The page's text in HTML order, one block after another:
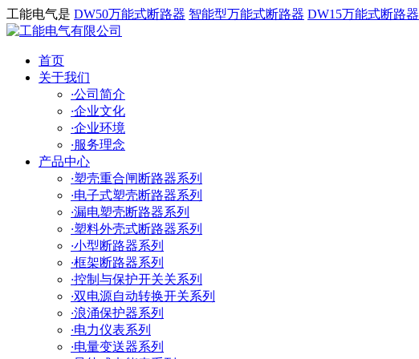
工能电气是 DW50万能式断路器 智能型万能式断路器 DW15万能式断路器
首页
关于我们
·公司简介
·企业文化
·企业环境
·服务理念
产品中心
·塑壳重合闸断路器系列
·电子式塑壳断路器系列
·漏电塑壳断路器系列
·塑料外壳式断路器系列
·小型断路器系列
·框架断路器系列
·控制与保护开关关系列
·双电源自动转换开关系列
·浪涌保护器系列
·电力仪表系列
·电量变送器系列